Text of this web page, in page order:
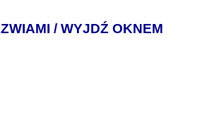
/ WYJDŹ OKNEM